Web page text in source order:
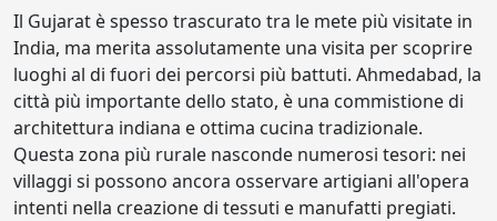
Il Gujarat è spesso trascurato tra le mete più visitate in
India, ma merita assolutamente una visita per scoprire
luoghi al di fuori dei percorsi più battuti. Ahmedabad, la
città più importante dello stato, è una commistione di
architettura indiana e ottima cucina tradizionale.
Questa zona più rurale nasconde numerosi tesori: nei
villaggi si possono ancora osservare artigiani all'opera
intenti nella creazione di tessuti e manufatti pregiati.